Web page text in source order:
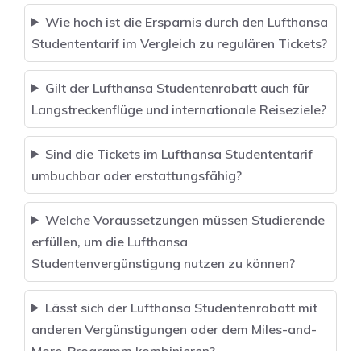
Wie hoch ist die Ersparnis durch den Lufthansa
Studententarif im Vergleich zu regulären Tickets?
Gilt der Lufthansa Studentenrabatt auch für
Langstreckenflüge und internationale Reiseziele?
Sind die Tickets im Lufthansa Studententarif
umbuchbar oder erstattungsfähig?
Welche Voraussetzungen müssen Studierende
erfüllen, um die Lufthansa
Studentenvergünstigung nutzen zu können?
Lässt sich der Lufthansa Studentenrabatt mit
anderen Vergünstigungen oder dem Miles-and-